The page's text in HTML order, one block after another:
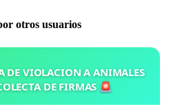
otros usuarios
DE VIOLACION A ANIMALES
DE FIRMAS 🚨